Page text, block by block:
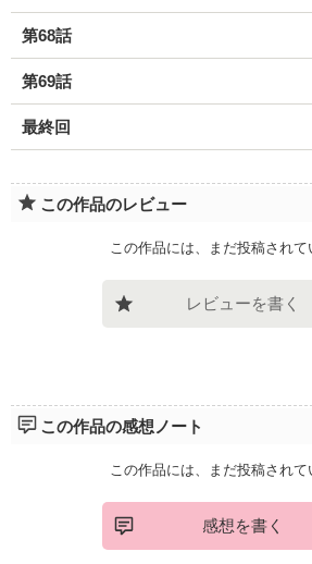
第68話
第69話
最終回
この作品のレビュー
この作品には、まだ投稿されて
レビューを書く
この作品の感想ノート
この作品には、まだ投稿されて
感想を書く